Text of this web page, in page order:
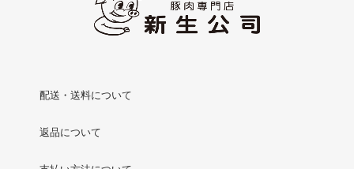
配送・送料について
返品について